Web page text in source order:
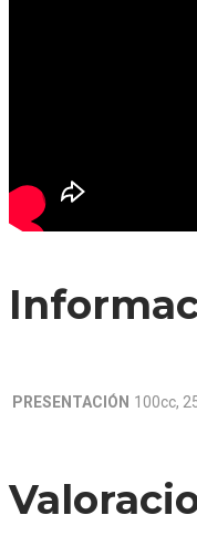
PRESENTACIÓN 100cc,